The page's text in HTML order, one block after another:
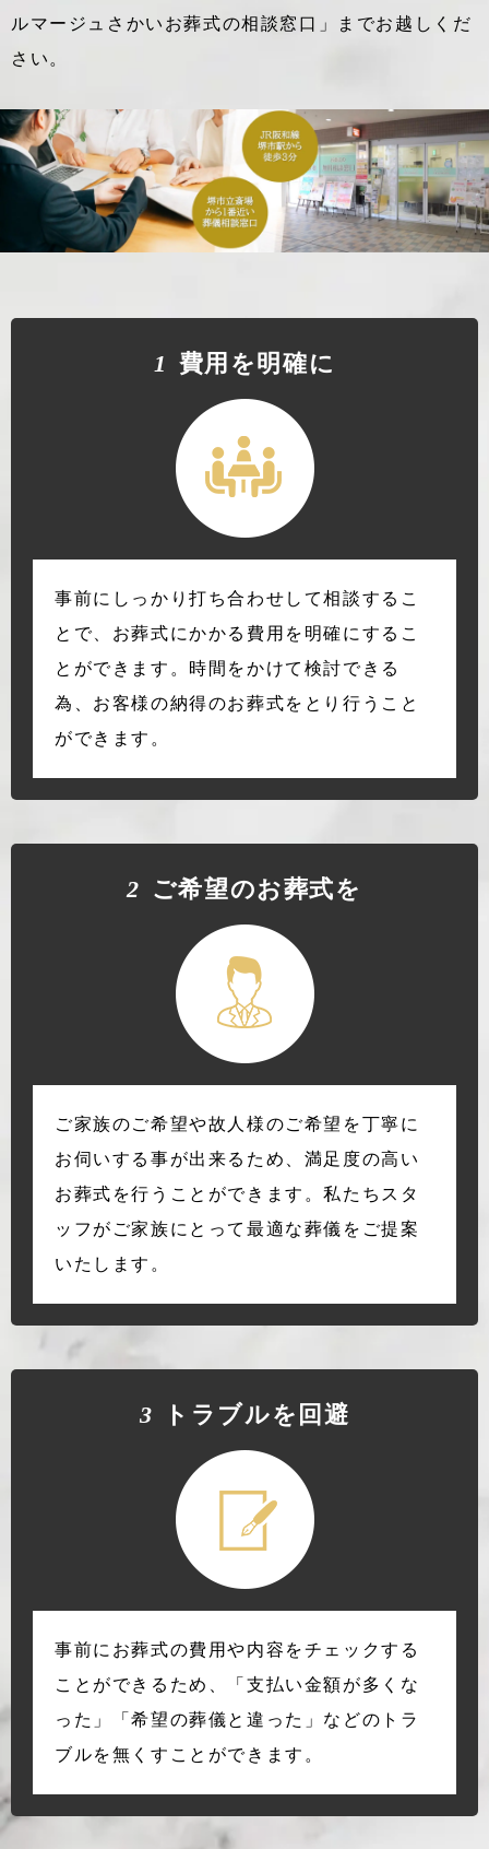
ルマージュさかいお葬式の相談窓口」までお越しくだ
さい。
1 費⽤を明確に
事前にしっかり打ち合わせして相談するこ
とで、お葬式にかかる費用を明確にするこ
とができます。時間をかけて検討できる
為、お客様の納得のお葬式をとり行うこと
ができます。
2 ご希望のお葬式を
ご家族のご希望や故人様のご希望を丁寧に
お伺いする事が出来るため、満足度の高い
お葬式を行うことができます。私たちスタ
ッフがご家族にとって最適な葬儀をご提案
いたします。
3 トラブルを回避
事前にお葬式の費用や内容をチェックする
ことができるため、「支払い金額が多くな
った」「希望の葬儀と違った」などのトラ
ブルを無くすことができます。